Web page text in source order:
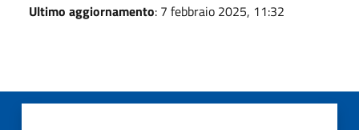
Ultimo aggiornamento: 7 febbraio 2025, 11:32